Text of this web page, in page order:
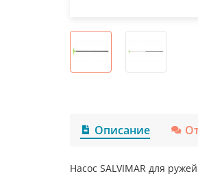
Описание
Насос SALVIMAR для